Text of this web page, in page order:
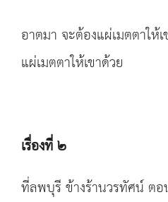
อาตมา จะต้องแผ่เมตตาใ
แผ่เมตตาให้เขาด้วย
เรื่องที่ ๒
ที่ลพบุรี ข้างร้านวรทัศน์ ต